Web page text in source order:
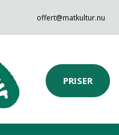
offert@matkultur.nu
PRISER